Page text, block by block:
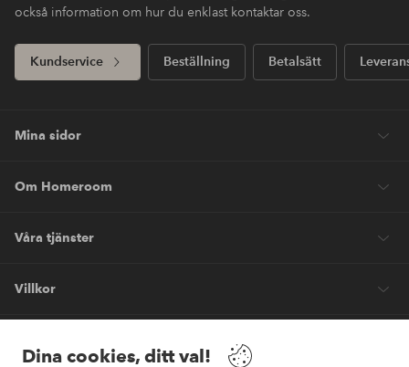
Dina cookies, ditt val!
också information om hur du enklast kontaktar oss.
Kundservice Beställning Betalsätt
Mina sidor
Om Homeroom
Våra tjänster
Villkor